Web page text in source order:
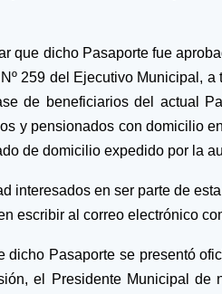
que dicho Pasaporte fue
259 del Ejecutivo Municipal,
de beneficiarios del actual
y pensionados con domicilio
de domicilio expedido por la
interesados en ser parte de
escribir al correo electrónico
dicho Pasaporte se presentó
el Presidente Municipal de